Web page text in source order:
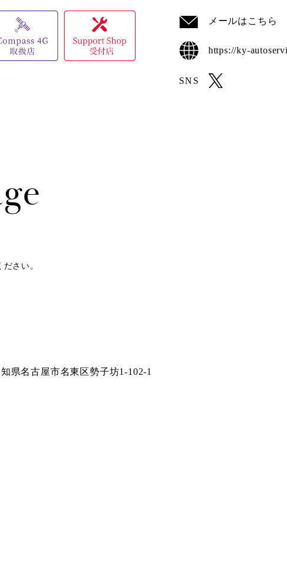
メールはこちら
https://ky-
SNS
さい。
県名古屋市名東区勢子坊1-102-1